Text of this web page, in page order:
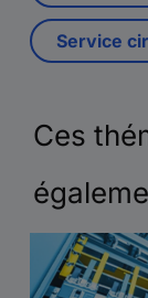
Service
Ces